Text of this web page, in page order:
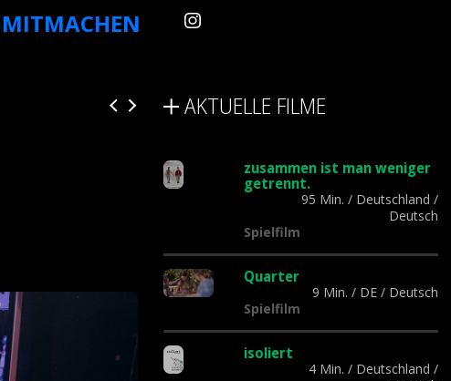
MITMACHEN
AKTUELLE FILME
zusammen ist man weniger
getrennt.
95 Min. / Deutschland /
Deutsch
Spielfilm
Quarter
9 Min. / DE / Deutsch
Spielfilm
isoliert
4 Min. / Deutschland /